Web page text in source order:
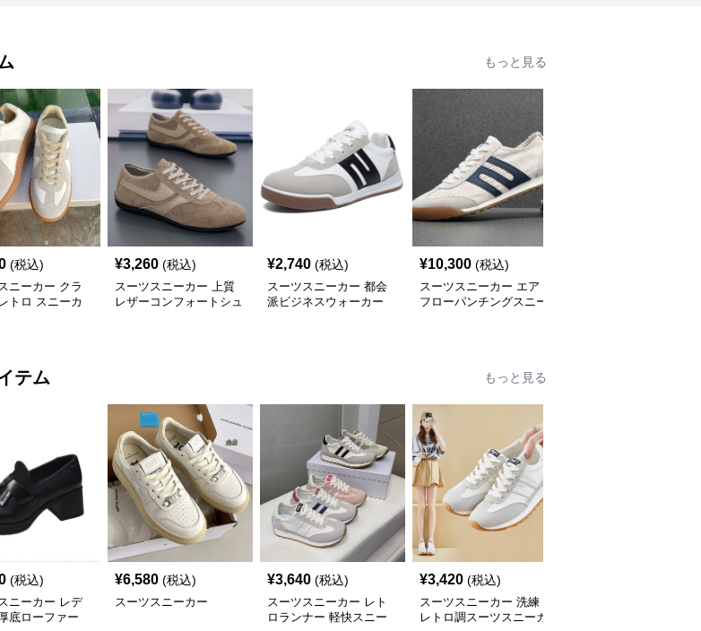
もっと見る
(税込)
ニーカー クラ
トロ スニーカ
¥3,260 (税込)
スーツスニーカー 上質
レザーコンフォートシュ
¥2,740 (税込)
スーツスニーカー 都会
派ビジネスウォーカー
¥10,300 (税込)
スーツスニーカー エア
フローパンチングスニー
テム もっと見る
(税込)
ニーカー レデ
底ローファー
¥6,580 (税込)
スーツスニーカー
¥3,640 (税込)
スーツスニーカー レト
ロランナー 軽快スニー
¥3,420 (税込)
スーツスニーカー 洗練
レトロ調スーツスニーカ